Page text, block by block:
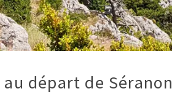
départ de Séranon